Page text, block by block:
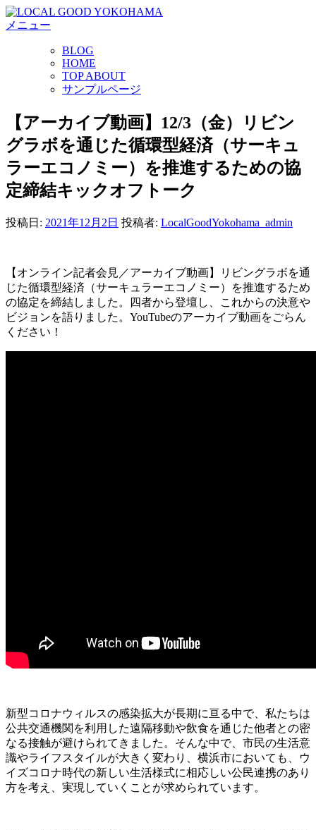
コ
ン
プ
メニュー
BLOG
HOME
TOP ABOUT
サンプルページ
【アーカイブ動画】12/3（金）リビン
グラボを通じた循環型経済（サーキュ
ラーエコノミー）を推進するための協
定締結キックオフトーク
投稿日: 2021年12月2日 投稿者: LocalGoodYokohama_admin
【オンライン記者会見／アーカイブ動画】リビングラボを通
じた循環型経済（サーキュラーエコノミー）を推進するため
の協定を締結しました。四者から登壇し、これからの決意や
ビジョンを語りました。YouTubeのアーカイブ動画をごらん
ください！
新型コロナウィルスの感染拡大が長期に亘る中で、私たちは
公共交通機関を利用した遠隔移動や飲食を通じた他者との密
なる接触が避けられてきました。そんな中で、市民の生活意
識やライフスタイルが大きく変わり、横浜市においても、ウ
イズコロナ時代の新しい生活様式に相応しい公民連携のあり
方を考え、実現していくことが求められています。